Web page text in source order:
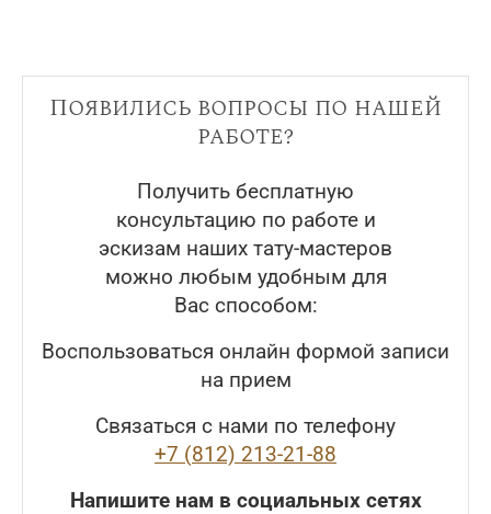
Появились вопросы по нашей
работе?
Получить бесплатную
консультацию по работе и
эскизам наших тату-мастеров
можно любым удобным для
Вас способом:
Воспользоваться онлайн формой записи
на прием
Связаться с нами по телефону
+7 (812) 213-21-88
Напишите нам в социальных сетях